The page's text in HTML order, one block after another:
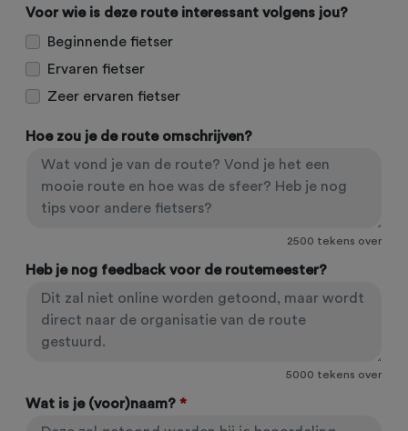
Voor wie is deze route interessant volgens jou?
Beginnende fietser
Ervaren fietser
Zeer ervaren fietser
Hoe zou je de route omschrijven?
2500 tekens over
Heb je nog feedback voor de routemeester?
5000 tekens over
Wat is je (voor)naam? *